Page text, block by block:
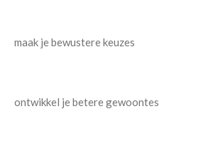
maak je bewustere keuzes
ontwikkel je betere gewoontes